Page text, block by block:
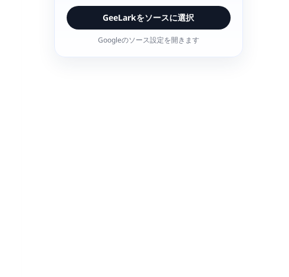
GeeLarkをソースに選択
Googleのソース設定を開きます